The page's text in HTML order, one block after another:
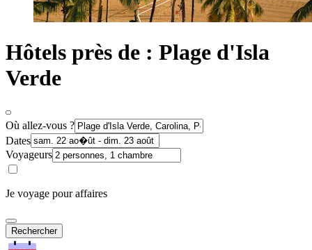
Hôtels près de : Plage d'Isla
Verde
Où allez-vous ?
Dates
Voyageurs
Je voyage pour affaires
Rechercher